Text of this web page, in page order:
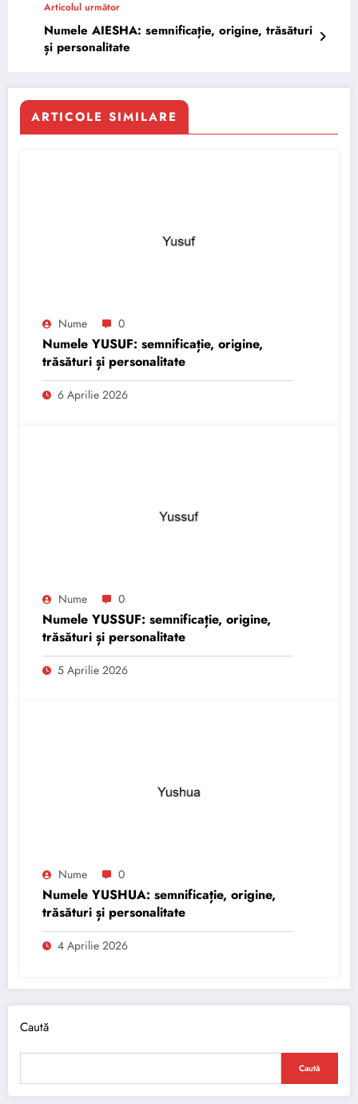
Articolul următor
Numele AIESHA: semnificație, origine, trăsături
și personalitate
ARTICOLE SIMILARE
Nume 0
Numele YUSUF: semnificație, origine,
trăsături și personalitate
6 Aprilie 2026
Nume 0
Numele YUSSUF: semnificație, origine,
trăsături și personalitate
5 Aprilie 2026
Nume 0
Numele YUSHUA: semnificație, origine,
trăsături și personalitate
4 Aprilie 2026
Caută
Caută